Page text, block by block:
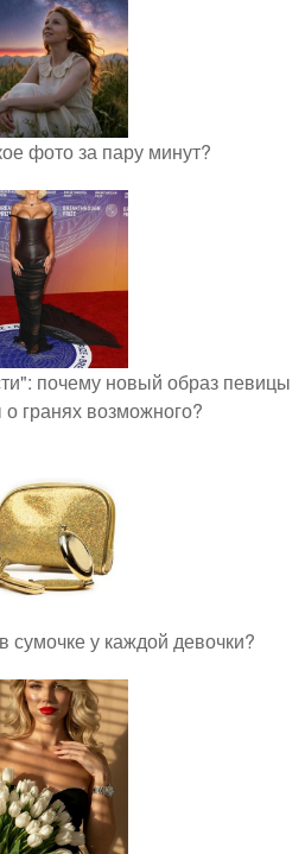
фото за пару минут?
почему новый образ певицы
гранях возможного?
сумочке у каждой девочки?